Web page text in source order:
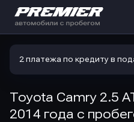
2 платежа по кредиту в
Toyota Camry 2.5
2014 года с